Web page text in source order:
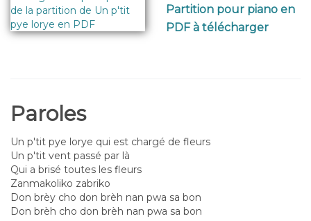
Partition pour piano en
PDF à télécharger
Paroles
Un p'tit pye lorye qui est chargé de fleurs
Un p'tit vent passé par là
Qui a brisé toutes les fleurs
Zanmakoliko zabriko
Don brèy cho don brèh nan pwa sa bon
Don brèh cho don brèh nan pwa sa bon